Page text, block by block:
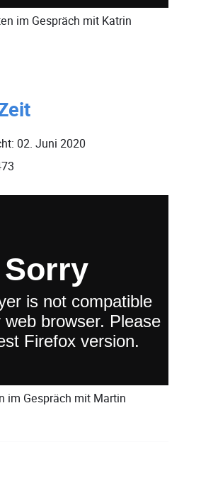
im Gespräch mit Katrin
02. Juni 2020
im Gespräch mit Martin